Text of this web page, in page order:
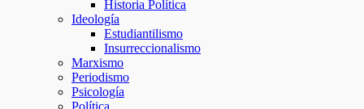
Historia Política
Ideología
Estudiantilismo
Insurreccionalismo
Marxismo
Periodismo
Psicología